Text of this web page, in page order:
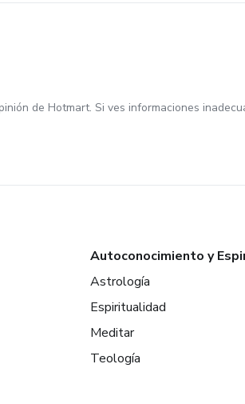
de Hotmart. Si ves informaciones
Autoconocimiento y
Astrología
Espiritualidad
Meditar
Teología